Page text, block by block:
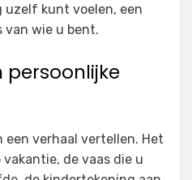
uzelf kunt voelen, een
wie u bent.
persoonlijke
een verhaal vertellen. Het
de vaas die u